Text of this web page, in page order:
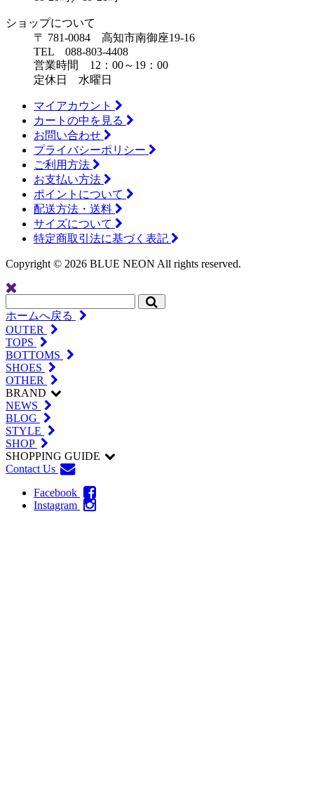
ショップについて
〒 781-0084 高知市南御座19-16
TEL 088-803-4408
営業時間 12：00～19：00
定休日 水曜日
マイアカウント
カートの中を見る
お問い合わせ
プライバシーポリシー
ご利用方法
お支払い方法
ポイントについて
配送方法・送料
サイズについて
特定商取引法に基づく表記
Copyright © 2026 BLUE NEON All rights reserved.
ホームへ戻る
OUTER
TOPS
BOTTOMS
SHOES
OTHER
BRAND
NEWS
BLOG
STYLE
SHOP
SHOPPING GUIDE
Contact Us
Facebook
Instagram